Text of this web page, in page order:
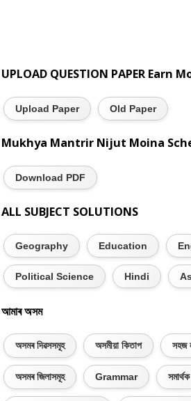
UPLOAD QUESTION PAPER Earn
Upload Paper Old Paper
Mukhya Mantrir Nijut Moina
Download PDF
ALL SUBJECT SOLUTIONS
Geography Education
Political Science Hindi
আমাৰ অসম
অসমৰ দিৱসসমূহ অসমীয়া কিতাপ সহজ
অসমৰ জিলাসমূহ Grammar সমাৰ্থক